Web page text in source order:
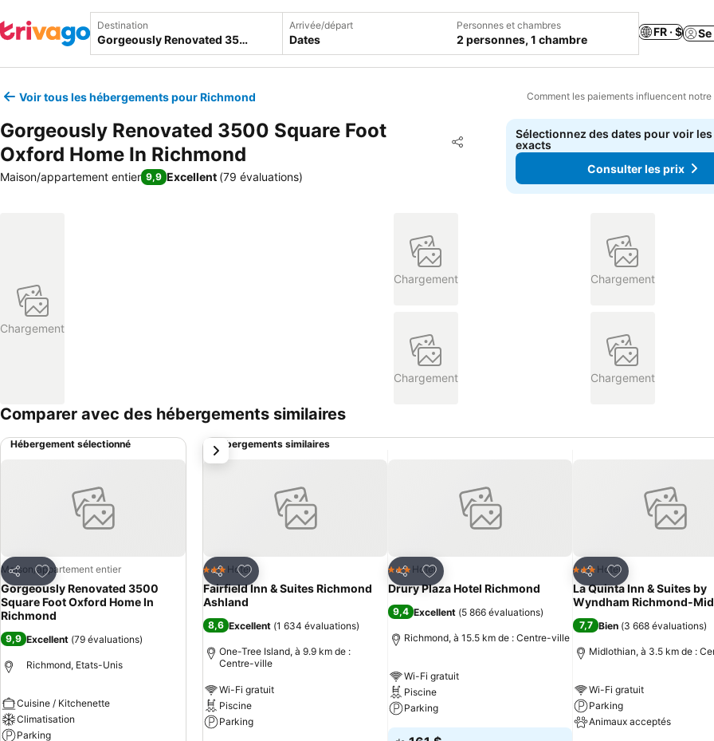
Destination Arrivée/départ
Dates
Personnes et chambres
2 personnes, 1 chambre
FR · $
Voir tous les hébergements pour Richmond Comment les paiements influencent
Gorgeously Renovated 3500 Square Foot
Oxford Home In Richmond
Partager
Ajouter à mes favoris
Maison/appartement entier 9,9 Excellent (79 évaluations)
Sélectionnez des dates pour voir
exacts
Consulter les prix
Chargement
Chargement Chargement
Chargement Chargement
Comparer avec des hébergements similaires
Hébergement sélectionné
Partager
Ajouter à mes favoris
Maison/appartement entier
Gorgeously Renovated 3500
Square Foot Oxford Home In
Richmond
9,9 Excellent (79 évaluations)
Richmond, Etats-Unis
Cuisine / Kitchenette
Climatisation
Parking
Hébergements similaires
Partager
Ajouter à mes favoris
3 ÉtoilesHotel
Fairfield Inn & Suites Richmond
Ashland
8,6 Excellent (1 634 évaluations)
One-Tree Island, à 9.9 km de :
Centre-ville
Wi-Fi gratuit
Piscine
Parking
Partager
Ajouter à mes favoris
3 ÉtoilesHotel
Drury Plaza Hotel Richmond
9,4 Excellent (5 866 évaluations)
Richmond, à 15.5 km de : Centre-ville
Wi-Fi gratuit
Piscine
Parking
Partager
Ajouter à mes
3 ÉtoilesHotel
La Quinta Inn & Suites by
Wyndham Richmond-
7,7 Bien (3 668 évaluations)
Midlothian, à 3.5 km de :
Wi-Fi gratuit
Parking
Animaux acceptés
suivant